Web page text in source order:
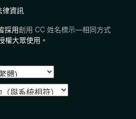
律資訊
採用創用 CC 姓名標示—相同方式
權大眾使用。